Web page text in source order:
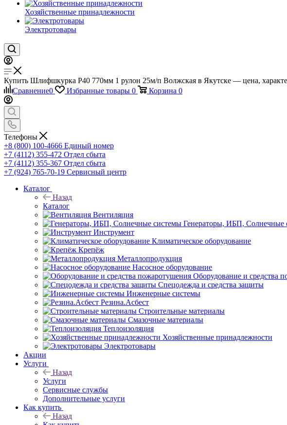
Хозяйственные принадлежности
Электротовары
Купить Шлифшкурка P40 770мм 1 рулон 25м/п Волжская в Якутске — цена,
Сравнение0 Избранные товары 0 Корзина 0
Телефоны
+8 (800) 100-4666 Единый номер
+7 (4112) 355-472 Отдел сбыта
+7 (4112) 355-367 Отдел сбыта
+7 (924) 765-70-19 Сервисный центр
Каталог
Назад
Каталог
Вентиляция
Генераторы, ИБП, Солнечные
Инструмент
Климатическое оборудование
Крепёж
Металлопродукция
Насосное оборудование
Оборудование и средства
Спецодежда и средства защиты
Инженерные системы
Резина.Асбест
Строительные материалы
Смазочные материалы
Теплоизоляция
Хозяйственные принадлежности
Электротовары
Акции
Услуги
Назад
Услуги
Сервисные службы
Дополнительные услуги
Как купить
Назад